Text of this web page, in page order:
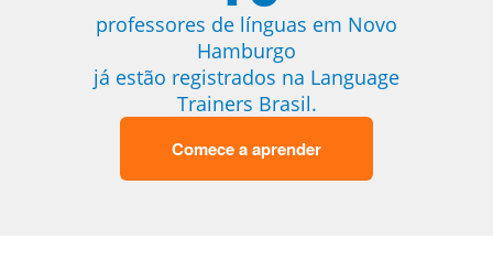
professores de línguas em Novo
Hamburgo
já estão registrados na Language
Trainers Brasil.
Comece a aprender